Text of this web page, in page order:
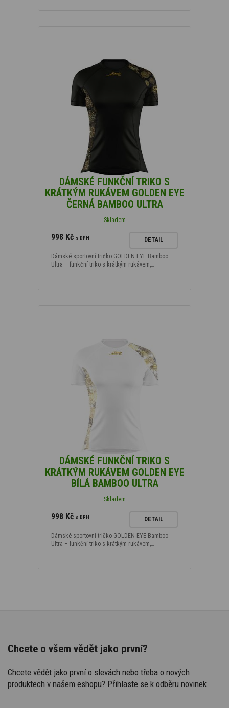
DÁMSKÉ FUNKČNÍ TRIKO S
KRÁTKÝM RUKÁVEM GOLDEN EYE
ČERNÁ BAMBOO ULTRA
Skladem
998 Kč s DPH DETAIL
Dámské sportovní tričko GOLDEN EYE Bamboo
Ultra – funkční triko s krátkým rukávem,…
DÁMSKÉ FUNKČNÍ TRIKO S
KRÁTKÝM RUKÁVEM GOLDEN EYE
BÍLÁ BAMBOO ULTRA
Skladem
998 Kč s DPH DETAIL
Dámské sportovní tričko GOLDEN EYE Bamboo
Ultra – funkční triko s krátkým rukávem,…
Chcete o všem vědět jako první?
Chcete vědět jako první o slevách nebo třeba o nových
produktech v našem eshopu? Přihlaste se k odběru novinek.